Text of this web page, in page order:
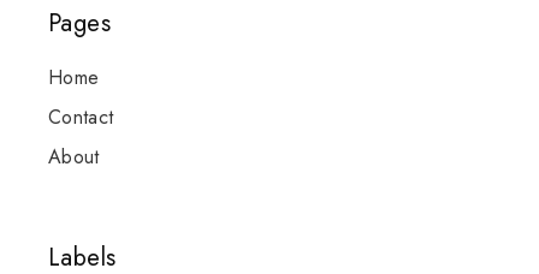
Pages
Home
Contact
About
Labels